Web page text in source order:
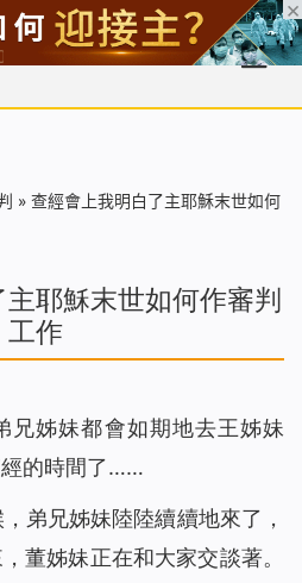
基督徒見證 信仰解答 聖經
» 查經會上我明白了主耶穌末世如何
耶穌末世如何作審判
工作
兄姊妹都會如期地去王姊妹
經的時間了……
弟兄姊妹陸陸續續地來了，
董姊妹正在和大家交談著。